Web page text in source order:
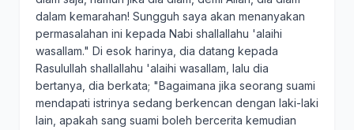
dalam kemarahan! Sungguh saya akan menanyakan
permasalahan ini kepada Nabi shallallahu 'alaihi
wasallam." Di esok harinya, dia datang kepada
Rasulullah shallallahu 'alaihi wasallam, lalu dia
bertanya, dia berkata; "Bagaimana jika seorang suami
mendapati istrinya sedang berkencan dengan laki-laki
lain, apakah sang suami boleh bercerita kemudian